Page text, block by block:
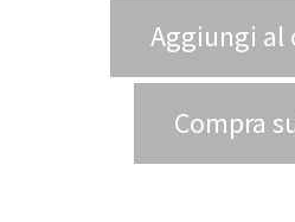
Aggiungi al
Compra